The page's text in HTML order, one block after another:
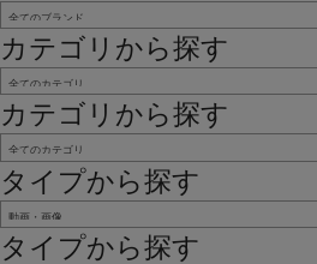
カテゴリから探す
カテゴリから探す
タイプから探す
タイプから探す